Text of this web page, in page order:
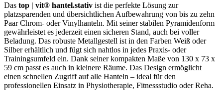
Das top | vit® hantel.stativ ist die perfekte Lösung zur
platzsparenden und übersichtlichen Aufbewahrung von bis zu zehn
Paar Chrom- oder Vinylhanteln. Mit seiner stabilen Pyramidenform
gewährleistet es jederzeit einen sicheren Stand, auch bei voller
Beladung. Das robuste Metallgestell ist in den Farben Weiß oder
Silber erhältlich und fügt sich nahtlos in jedes Praxis- oder
Trainingsumfeld ein. Dank seiner kompakten Maße von 130 x 73 x
59 cm passt es auch in kleinere Räume. Das Design ermöglicht
einen schnellen Zugriff auf alle Hanteln – ideal für den
professionellen Einsatz in Physiotherapie, Fitnessstudio oder Reha.